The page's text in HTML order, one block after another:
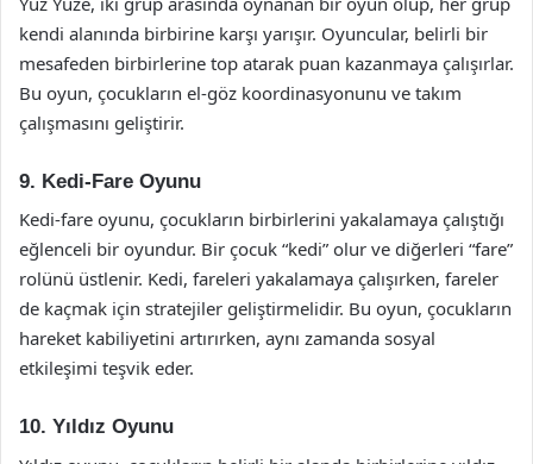
kendi alanında birbirine karşı yarışır. Oyuncular, belirli bir
mesafeden birbirlerine top atarak puan kazanmaya çalışırlar.
Bu oyun, çocukların el-göz koordinasyonunu ve takım
çalışmasını geliştirir.
9. Kedi-Fare Oyunu
Kedi-fare oyunu, çocukların birbirlerini yakalamaya çalıştığı
eğlenceli bir oyundur. Bir çocuk “kedi” olur ve diğerleri “fare”
rolünü üstlenir. Kedi, fareleri yakalamaya çalışırken, fareler
de kaçmak için stratejiler geliştirmelidir. Bu oyun, çocukların
hareket kabiliyetini artırırken, aynı zamanda sosyal
etkileşimi teşvik eder.
10. Yıldız Oyunu